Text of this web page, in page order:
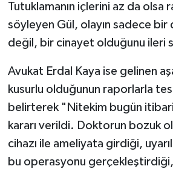
Tutuklamanın içlerini az da olsa
söyleyen Gül, olayın sadece bir
değil, bir cinayet olduğunu ileri
Avukat Erdal Kaya ise gelinen
kusurlu olduğunun raporlarla
belirterek "Nitekim bugün
kararı verildi. Doktorun bozuk
cihazı ile ameliyata girdiği,
bu operasyonu gerçekleştirdiği,